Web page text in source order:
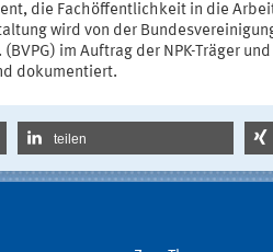
die Fachöffentlichkeit in die
wird von der
im Auftrag der NPK-Träger und
dokumentiert.
teilen